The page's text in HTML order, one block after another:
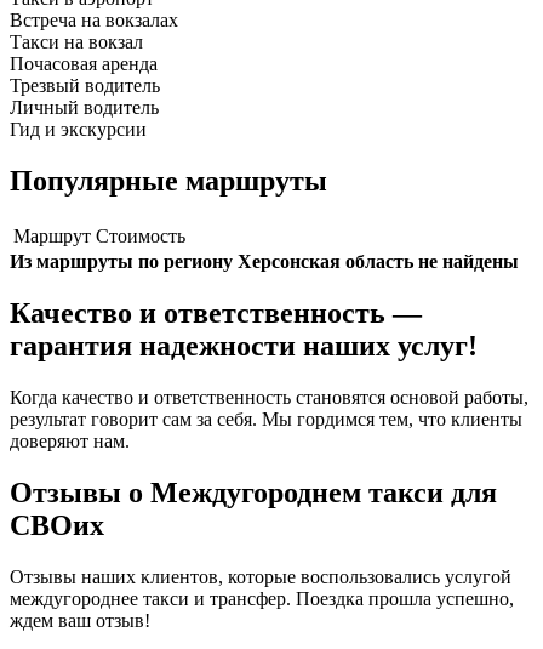
Встреча на вокзалах
Такси на вокзал
Почасовая аренда
Трезвый водитель
Личный водитель
Гид и экскурсии
Популярные маршруты
Маршрут Стоимость
Из маршруты по региону Херсонская область не найдены
Качество и ответственность —
гарантия надежности наших услуг!
Когда качество и ответственность становятся основой работы,
результат говорит сам за себя. Мы гордимся тем, что клиенты
доверяют нам.
Отзывы о Междугороднем такси для
СВОих
Отзывы наших клиентов, которые воспользовались услугой
междугороднее такси и трансфер. Поездка прошла успешно,
ждем ваш отзыв!